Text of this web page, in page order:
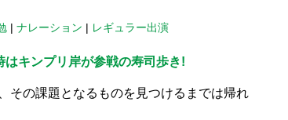
| ナレーション | レギュラー出演
キンプリ岸が参戦の寿司歩き!
その課題となるものを見つけるまでは帰れ